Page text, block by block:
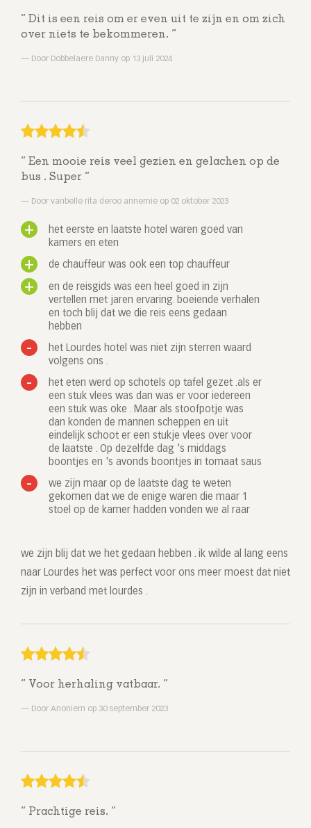
Dit is een reis om er even uit te zijn en om zich
over niets te bekommeren.
Door Dobbelaere Danny op 13 juli 2024
Een mooie reis veel gezien en gelachen op de
bus . Super
Door vanbelle rita deroo annemie op 02 oktober 2023
het eerste en laatste hotel waren goed van
kamers en eten
de chauffeur was ook een top chauffeur
en de reisgids was een heel goed in zijn
vertellen met jaren ervaring. boeiende verhalen
en toch blij dat we die reis eens gedaan
hebben
het Lourdes hotel was niet zijn sterren waard
volgens ons .
het eten werd op schotels op tafel gezet .als er
een stuk vlees was dan was er voor iedereen
een stuk was oke . Maar als stoofpotje was
dan konden de mannen scheppen en uit
eindelijk schoot er een stukje vlees over voor
de laatste . Op dezelfde dag 's middags
boontjes en 's avonds boontjes in tomaat saus
we zijn maar op de laatste dag te weten
gekomen dat we de enige waren die maar 1
stoel op de kamer hadden vonden we al raar
we zijn blij dat we het gedaan hebben . ik wilde al lang eens
naar Lourdes het was perfect voor ons meer moest dat niet
zijn in verband met lourdes .
Voor herhaling vatbaar.
Door Anoniem op 30 september 2023
Prachtige reis.